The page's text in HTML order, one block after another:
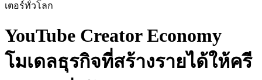
เตอร์ทั่วโลก
YouTube Creator Economy
โมเดลธุรกิจที่สร้างรายได้ให้ครี